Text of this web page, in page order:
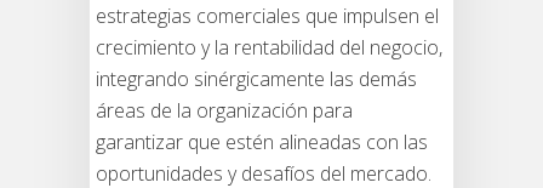
estrategias comerciales que impulsen el
crecimiento y la rentabilidad del negocio,
integrando sinérgicamente las demás
áreas de la organización para
garantizar que estén alineadas con las
oportunidades y desafíos del mercado.